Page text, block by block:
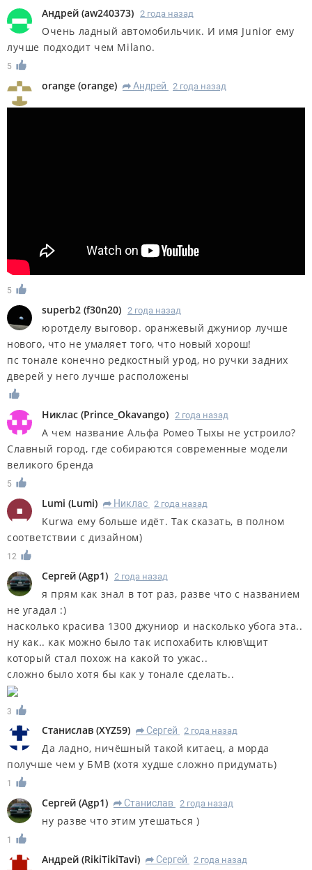
Андрей (aw240373) 2 года назад
Очень ладный автомобильчик. И имя Junior ему
лучше подходит чем Milano.
5
orange (orange) R Андрей 2 года назад
5
superb2 (f30n20) 2 года назад
юротделу выговор. оранжевый джуниор лучше
нового, что не умаляет того, что новый хорош!
пс тонале конечно редкостный урод, но ручки задних
дверей у него лучше расположены
Никлас (Prince_Okavango) 2 года назад
А чем название Альфа Ромео Тыхы не устроило?
Славный город, где собираются современные модели
великого бренда
5
Lumi (Lumi) R Никлас 2 года назад
Kurwa ему больше идёт. Так сказать, в полном
соответствии с дизайном)
12
Сергей (Agp1) 2 года назад
я прям как знал в тот раз, разве что с названием
не угадал :)
насколько красива 1300 джуниор и насколько убога эта..
ну как.. как можно было так испохабить клюв\щит
который стал похож на какой то ужас..
сложно было хотя бы как у тонале сделать..
3
Станислав (XYZ59) R Сергей 2 года назад
Да ладно, ничёшный такой китаец, а морда
получше чем у БМВ (хотя худше сложно придумать)
1
Сергей (Agp1) R Станислав 2 года назад
ну разве что этим утешаться )
1
Андрей (RikiTikiTavi) R Сергей 2 года назад